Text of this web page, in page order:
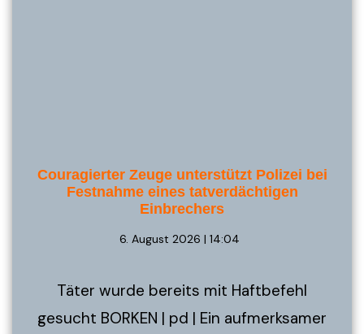
Couragierter Zeuge unterstützt Polizei bei
Festnahme eines tatverdächtigen
Einbrechers
6. August 2026 | 14:04
Täter wurde bereits mit Haftbefehl
gesucht BORKEN | pd | Ein aufmerksamer